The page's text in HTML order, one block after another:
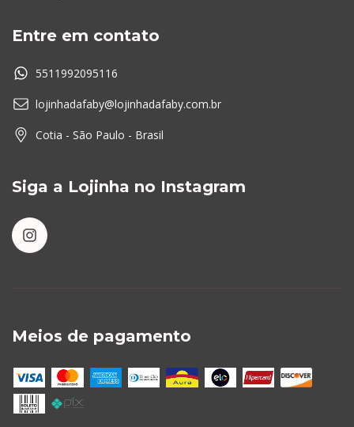
Entre em contato
5511992095116
lojinhadafaby@lojinhadafaby.com.br
Cotia - São Paulo - Brasil
Siga a Lojinha no Instagram
Meios de pagamento